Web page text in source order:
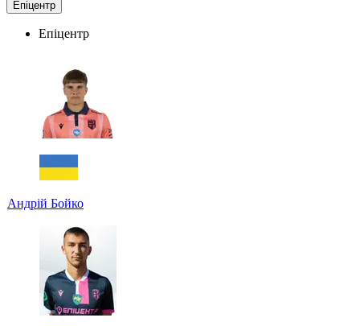
Епіцентр
Епіцентр
Андрій Бойко